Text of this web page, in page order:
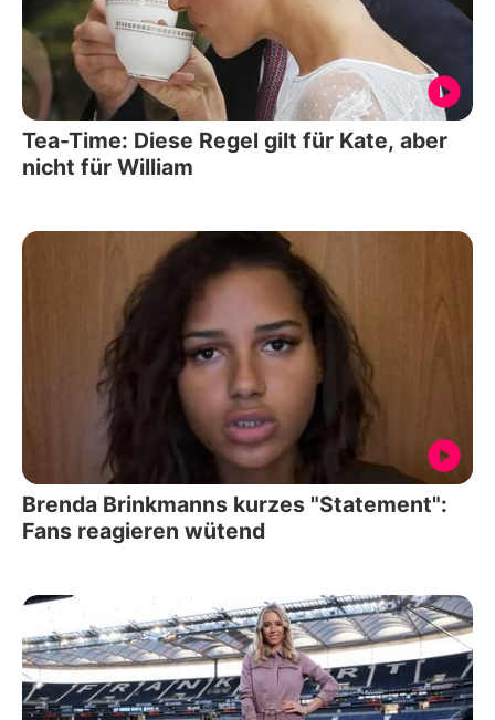
Tea-Time: Diese Regel gilt für Kate, aber
nicht für William
Brenda Brinkmanns kurzes "Statement":
Fans reagieren wütend